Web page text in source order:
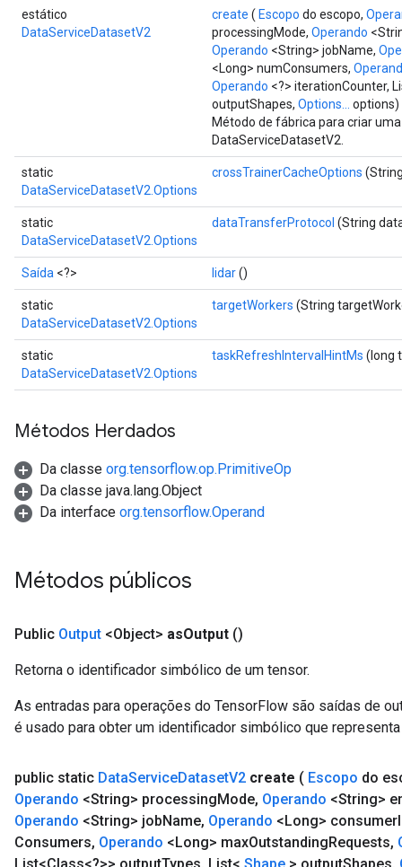
estático
DataServiceDatasetV2
create ( Escopo do escopo,
processingMode, Operando
Operando <String> jobName,
<Long> numConsumers,
Operando <?> iterationCounter,
outputShapes, Options...
options)
Método de fábrica para criar
DataServiceDatasetV2.
static
DataServiceDatasetV2.Options
crossTrainerCacheOptions
static
DataServiceDatasetV2.Options
dataTransferProtocol (String
Saída <?> lidar()
static
DataServiceDatasetV2.Options
targetWorkers (String
static
DataServiceDatasetV2.Options
taskRefreshIntervalHintMs (long
Métodos Herdados
Da classe org.tensorflow.op.PrimitiveOp
Da classe java.lang.Object
Da interface org.tensorflow.Operand
Métodos públicos
Public Output <Object> asOutput ()
Retorna o identificador simbólico de um tensor.
As entradas para operações do TensorFlow são saídas de
é usado para obter um identificador simbólico que
public static DataServiceDatasetV2 create ( Escopo do
Operando <String> processingMode, Operando <String>
Operando <String> jobName, Operando <Long> consumer
Consumers, Operando <Long> maxOutstandingRequests,